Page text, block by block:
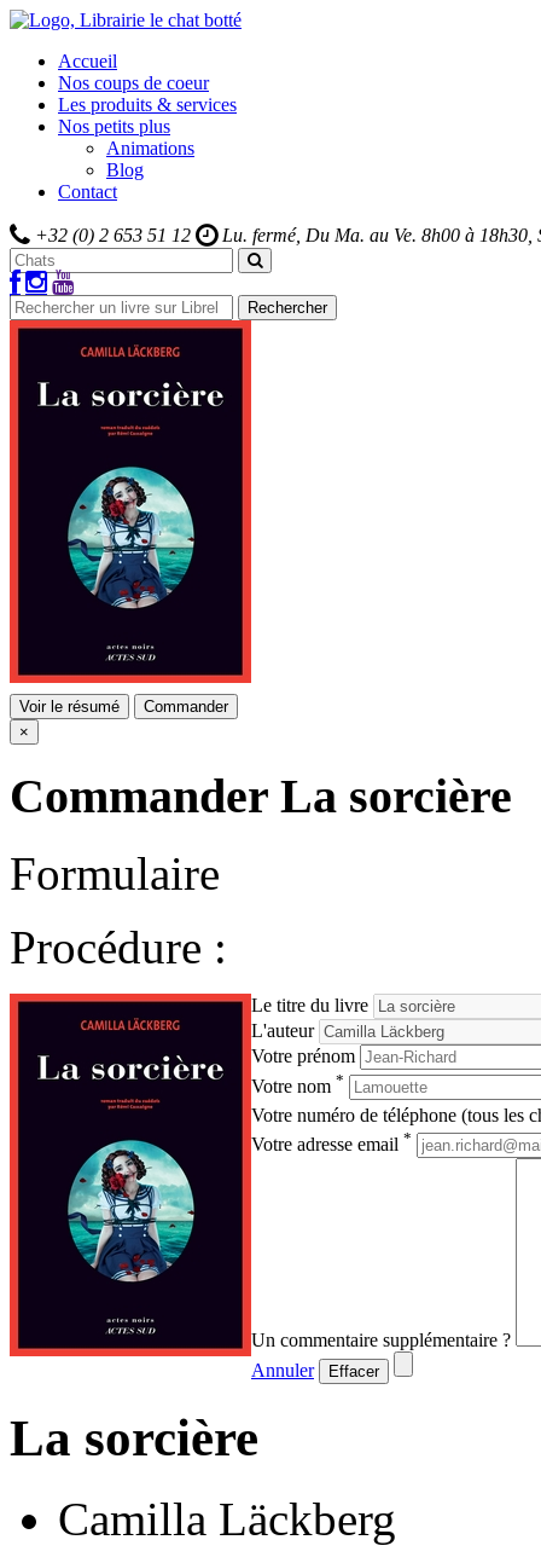
Accueil
Nos coups de coeur
Les produits & services
Nos petits plus
Animations
Blog
Contact
+32 (0) 2 653 51 12 Lu. fermé, Du Ma. au Ve. 8h00 à 18h30,
Rechercher
Voir le résumé
Commander
×
Commander La sorcière
Formulaire
Procédure :
Le titre du livre
L'auteur
Votre prénom
Votre nom *
Votre numéro de téléphone (tous les
Votre adresse email *
Un commentaire supplémentaire ?
Annuler
Effacer
La sorcière
Camilla Läckberg